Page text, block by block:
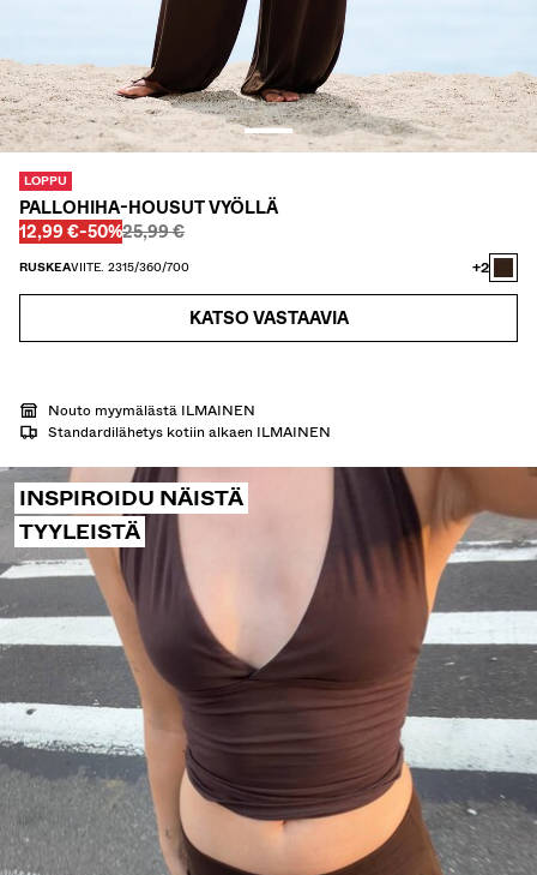
LOPPU
PALLOHIHA-HOUSUT VYÖLLÄ
ALENNETTU HINTA
12,99 €ALENNUS
-50%Ennen
25,99 €
Ennen
RUSKEAVIITE. 2315/360/700 +2
KATSO VASTAAVIA
Nouto myymälästä ILMAINEN
Standardilähetys kotiin alkaen ILMAINEN
INSPIROIDU NÄISTÄ
TYYLEISTÄ
JA VILLATAKIT
SETS
VIIMEISET PÄIVÄT
SELLERS
PRICES
MUSIC
LAHJAKORTTI NEWSLETTER OHJEET